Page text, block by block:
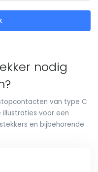
nodig
van type C
illustraties voor een
en bijbehorende